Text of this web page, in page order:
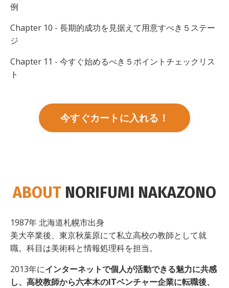
例
Chapter 10 - 長期的成功を見据えて用意すべき５ステー
ジ
Chapter 11 - 今すぐ始めるべき５ポイントチェックリス
ト
今すぐカートに入れる！
ABOUT NORIFUMI NAKAZONO
1987年 北海道札幌市出身
美大卒業後、東京秋葉原にて私立高校の教師として就
職。科目は美術科と情報処理科を担当。
2013年にインターネットで個人が活動できる魅力に共感
し、高校教師から六本木のITベンチャー企業に転職後、